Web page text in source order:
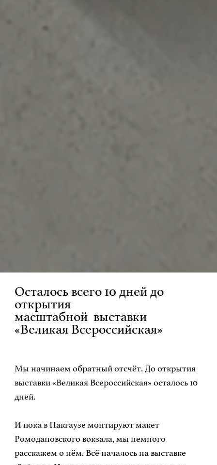
Осталось всего 10 дней до
открытия
масштабной выставки
«Великая Всероссийская»
Мы начинаем обратный отсчёт. До открытия
выставки «Великая Всероссийская» осталось 10
дней.
И пока в Пакгаузе монтируют макет
Ромодановского вокзала, мы немного
расскажем о нём. Всё началось на выставке